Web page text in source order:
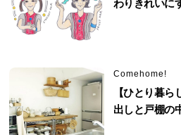
わりきれいに
Comehome!
【ひとり暮
出しと戸棚の